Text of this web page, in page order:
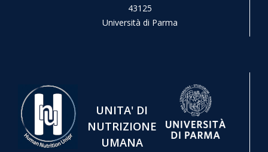
43125
Università di Parma
UNITA' DI
NUTRIZIONE
UMANA